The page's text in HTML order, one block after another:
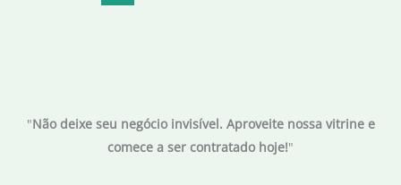
"Não deixe seu negócio invisível. Aproveite nossa vitrine e
comece a ser contratado hoje!"